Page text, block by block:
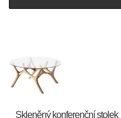
Skleněný konferenční stolek